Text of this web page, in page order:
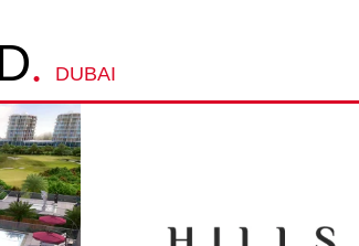
. DUBAI